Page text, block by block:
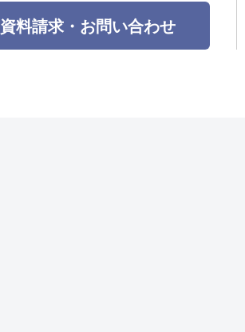
資料請求・お問い合わせ